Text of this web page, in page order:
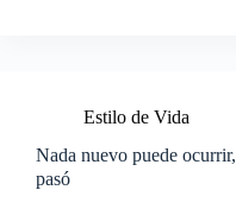
Estilo de Vida
Nada nuevo puede
pasó